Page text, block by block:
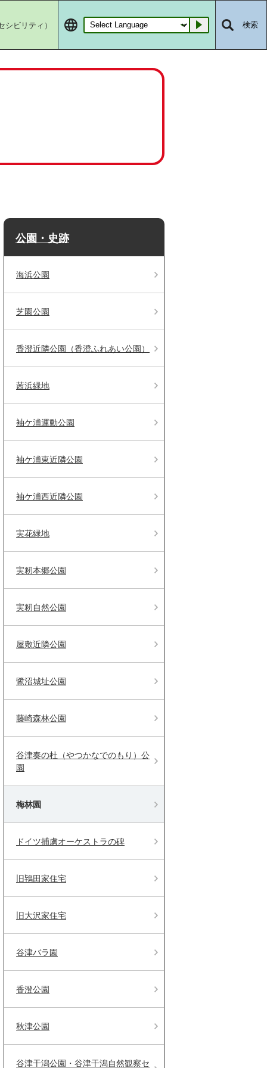
シビリティ） Go 検索
公園・史跡
海浜公園
芝園公園
香澄近隣公園（香澄ふれあい公園）
茜浜緑地
袖ケ浦運動公園
袖ケ浦東近隣公園
袖ケ浦西近隣公園
実花緑地
実籾本郷公園
実籾自然公園
屋敷近隣公園
鷺沼城址公園
藤崎森林公園
谷津奏の杜（やつかなでのもり）公
園
梅林園
ドイツ捕虜オーケストラの碑
旧鴇田家住宅
旧大沢家住宅
谷津バラ園
香澄公園
秋津公園
谷津干潟公園・谷津干潟自然観察セ